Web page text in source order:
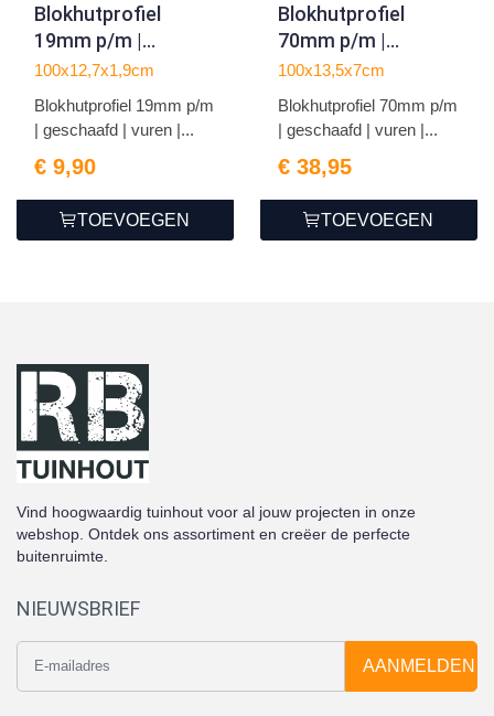
Blokhutprofiel
19mm p/m |
geschaafd | vuren |
geïmpregneerd
100x12,7x1,9cm
Blokhutprofiel 19mm p/m
| geschaafd | vuren |...
€ 9,90
TOEVOEGEN
Blokhutprofiel
70mm p/m |
geschaafd | vuren |
100x13,5x7cm
Blokhutprofiel 70mm p/m
| geschaafd | vuren |...
€ 38,95
TOEVOEGEN
Vind hoogwaardig tuinhout voor al jouw projecten in onze
webshop. Ontdek ons assortiment en creëer de perfecte
buitenruimte.
NIEUWSBRIEF
AANMELDEN